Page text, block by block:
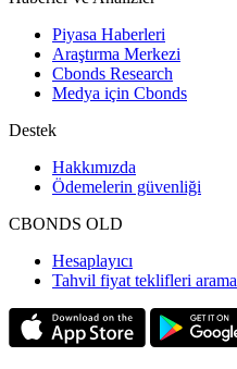
Piyasa Haberleri
Araştırma Merkezi
Cbonds Research
Medya için Cbonds
Destek
Hakkımızda
Ödemelerin güvenliği
CBONDS OLD
Hesaplayıcı
Tahvil fiyat teklifleri arama